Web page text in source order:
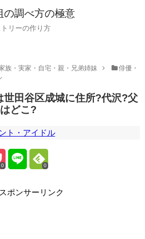
の調べ方の極意
リーの作り方
族・実家・自宅・親・兄弟姉妹
俳優・
世田谷区成城に住所?代沢?父
どこ?
ト・アイドル
0 0
スポンサーリンク